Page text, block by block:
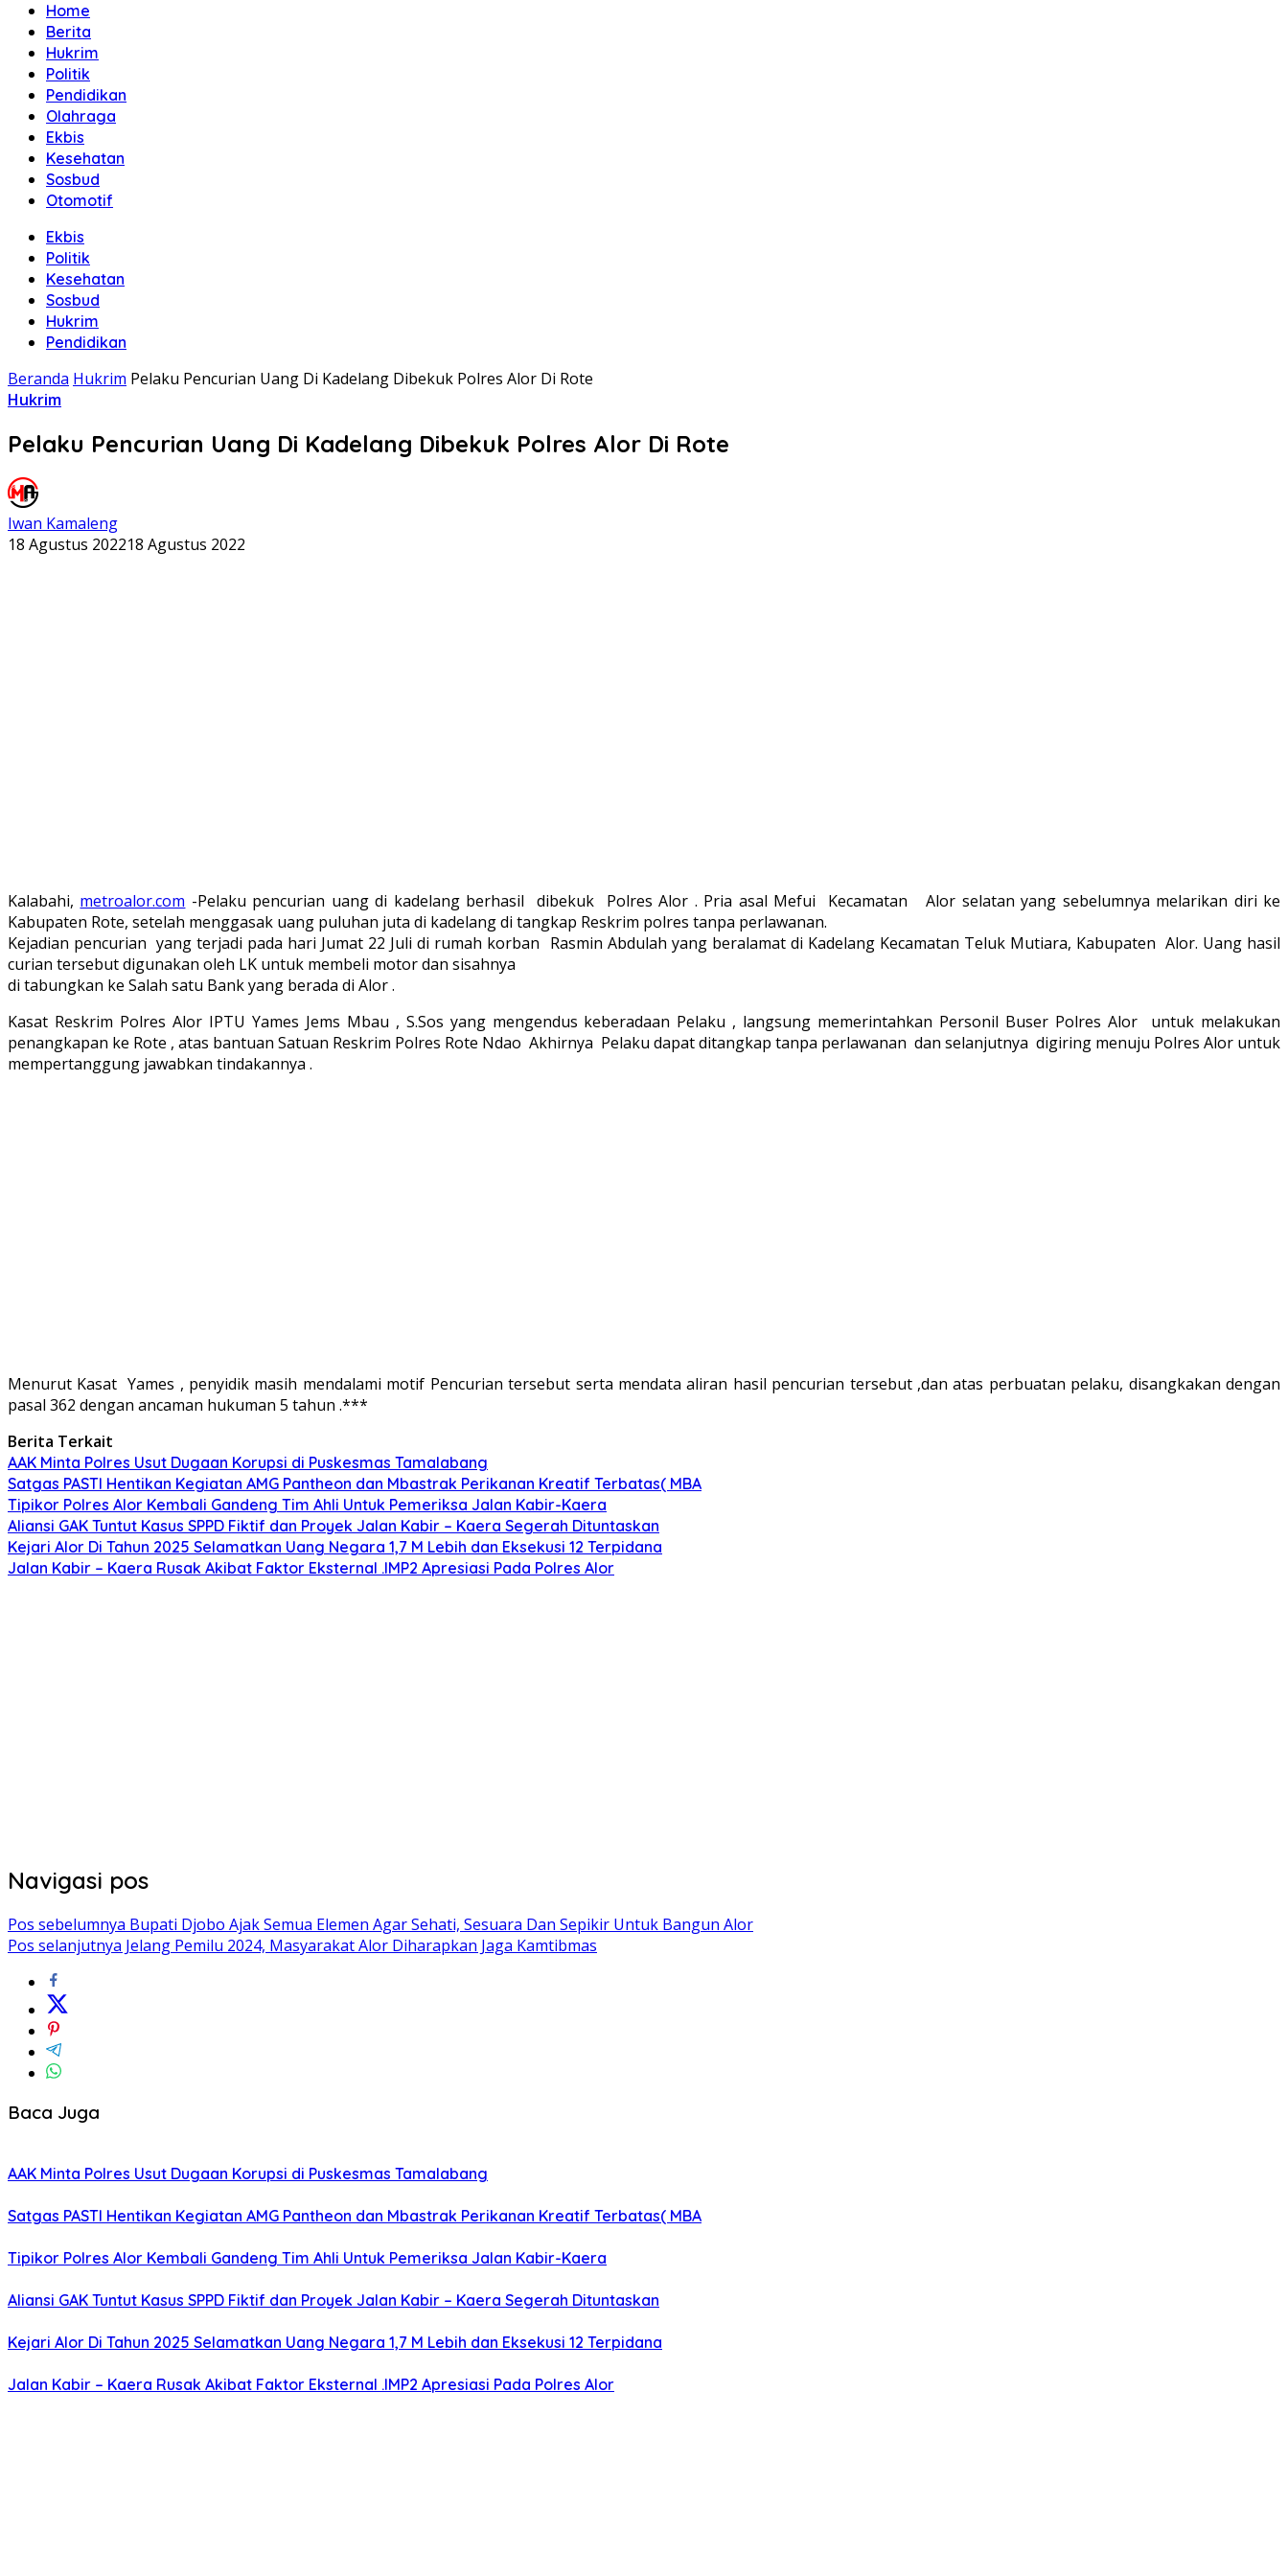
Home
Berita
Hukrim
Politik
Pendidikan
Olahraga
Ekbis
Kesehatan
Sosbud
Otomotif
Ekbis
Politik
Kesehatan
Sosbud
Hukrim
Pendidikan
Beranda Hukrim Pelaku Pencurian Uang Di Kadelang Dibekuk Polres Alor Di Rote
Hukrim
Pelaku Pencurian Uang Di Kadelang Dibekuk Polres Alor Di Rote
Iwan Kamaleng
18 Agustus 202218 Agustus 2022
Kalabahi, metroalor.com -Pelaku pencurian uang di kadelang berhasil dibekuk Polres Alor . Pria asal Mefui Kecamatan Alor selatan yang sebelumnya melarikan diri ke
Kabupaten Rote, setelah menggasak uang puluhan juta di kadelang di tangkap Reskrim polres tanpa perlawanan.
Kejadian pencurian yang terjadi pada hari Jumat 22 Juli di rumah korban Rasmin Abdulah yang beralamat di Kadelang Kecamatan Teluk Mutiara, Kabupaten Alor. Uang hasil
curian tersebut digunakan oleh LK untuk membeli motor dan sisahnya
di tabungkan ke Salah satu Bank yang berada di Alor .
Kasat Reskrim Polres Alor IPTU Yames Jems Mbau , S.Sos yang mengendus keberadaan Pelaku , langsung memerintahkan Personil Buser Polres Alor untuk melakukan
penangkapan ke Rote , atas bantuan Satuan Reskrim Polres Rote Ndao Akhirnya Pelaku dapat ditangkap tanpa perlawanan dan selanjutnya digiring menuju Polres Alor untuk
mempertanggung jawabkan tindakannya .
Menurut Kasat Yames , penyidik masih mendalami motif Pencurian tersebut serta mendata aliran hasil pencurian tersebut ,dan atas perbuatan pelaku, disangkakan dengan
pasal 362 dengan ancaman hukuman 5 tahun .***
Berita Terkait
AAK Minta Polres Usut Dugaan Korupsi di Puskesmas Tamalabang
Satgas PASTI Hentikan Kegiatan AMG Pantheon dan Mbastrak Perikanan Kreatif Terbatas( MBA
Tipikor Polres Alor Kembali Gandeng Tim Ahli Untuk Pemeriksa Jalan Kabir-Kaera
Aliansi GAK Tuntut Kasus SPPD Fiktif dan Proyek Jalan Kabir – Kaera Segerah Dituntaskan
Kejari Alor Di Tahun 2025 Selamatkan Uang Negara 1,7 M Lebih dan Eksekusi 12 Terpidana
Jalan Kabir – Kaera Rusak Akibat Faktor Eksternal .IMP2 Apresiasi Pada Polres Alor
Navigasi pos
Pos sebelumnya Bupati Djobo Ajak Semua Elemen Agar Sehati, Sesuara Dan Sepikir Untuk Bangun Alor
Pos selanjutnya Jelang Pemilu 2024, Masyarakat Alor Diharapkan Jaga Kamtibmas
Baca Juga
AAK Minta Polres Usut Dugaan Korupsi di Puskesmas Tamalabang
Satgas PASTI Hentikan Kegiatan AMG Pantheon dan Mbastrak Perikanan Kreatif Terbatas( MBA
Tipikor Polres Alor Kembali Gandeng Tim Ahli Untuk Pemeriksa Jalan Kabir-Kaera
Aliansi GAK Tuntut Kasus SPPD Fiktif dan Proyek Jalan Kabir – Kaera Segerah Dituntaskan
Kejari Alor Di Tahun 2025 Selamatkan Uang Negara 1,7 M Lebih dan Eksekusi 12 Terpidana
Jalan Kabir – Kaera Rusak Akibat Faktor Eksternal .IMP2 Apresiasi Pada Polres Alor